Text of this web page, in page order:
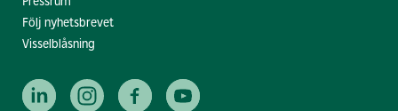
Följ nyhetsbrevet
Visselblåsning